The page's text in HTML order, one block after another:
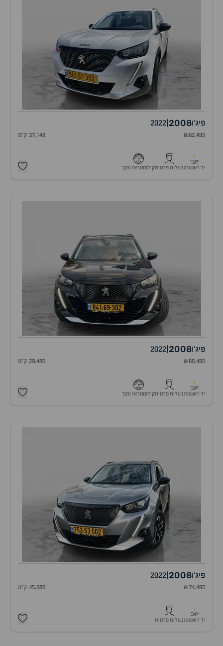
פיג'ו2008
2022
₪82,495 37,148 ק"מ
1
יד ראשונהבעלות פרטיתקילומטראז נמוך
פיג'ו2008
2022
₪80,495 29,480 ק"מ
1
יד ראשונהבעלות פרטיתקילומטראז נמוך
פיג'ו2008
2022
₪74,495 45,080 ק"מ
1
יד ראשונהבעלות פרטית